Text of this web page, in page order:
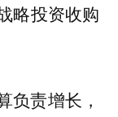
略投资收购
负责增长，